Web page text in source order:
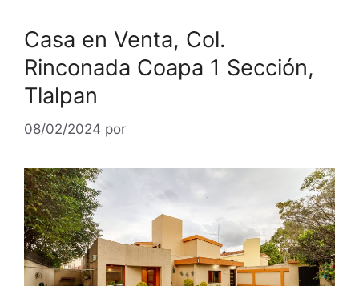
Casa en Venta, Col.
Rinconada Coapa 1 Sección,
Tlalpan
08/02/2024 por